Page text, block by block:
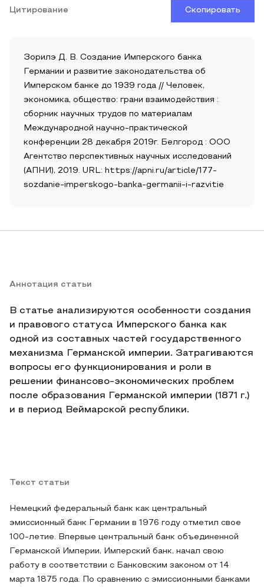
Цитирование Скопировать
Зорилэ Д. В. Создание Имперского банка
Германии и развитие законодательства об
Имперском банке до 1939 года // Человек,
экономика, общество: грани взаимодействия :
сборник научных трудов по материалам
Международной научно-практической
конференции 28 декабря 2019г. Белгород : ООО
Агентство перспективных научных исследований
(АПНИ), 2019. URL: https://apni.ru/article/177-
sozdanie-imperskogo-banka-germanii-i-razvitie
Аннотация статьи
В статье анализируются особенности создания
и правового статуса Имперского банка как
одной из составных частей государственного
механизма Германской империи. Затрагиваются
вопросы его функционирования и роли в
решении финансово-экономических проблем
после образования Германской империи (1871 г.)
и в период Веймарской республики.
Текст статьи
Немецкий федеральный банк как центральный
эмиссионный банк Германии в 1976 году отметил свое
100-летие. Впервые центральный банк объединенной
Германской Империи, Имперский банк, начал свою
работу в соответствии с Банковским законом от 14
марта 1875 года. По сравнению с эмиссионными банками